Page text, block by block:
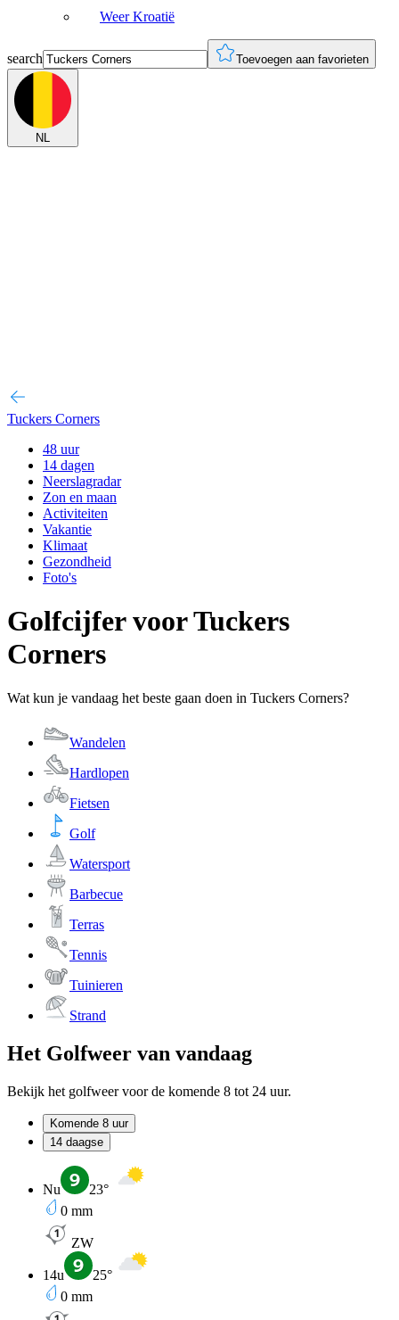
Weer Kroatië
search Toevoegen aan favorieten
NL
Tuckers Corners
48 uur
14 dagen
Neerslagradar
Zon en maan
Activiteiten
Vakantie
Klimaat
Gezondheid
Foto's
Golfcijfer voor Tuckers
Corners
Wat kun je vandaag het beste gaan doen in Tuckers Corners?
Wandelen
Hardlopen
Fietsen
Golf
Watersport
Barbecue
Terras
Tennis
Tuinieren
Strand
Het Golfweer van vandaag
Bekijk het golfweer voor de komende 8 tot 24 uur.
Komende 8 uur
14 daagse
Nu 23°
0 mm
ZW
14u 25°
0 mm